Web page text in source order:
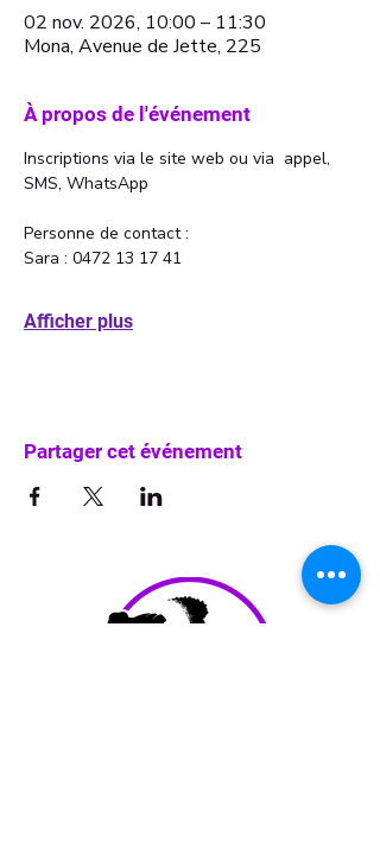
02 nov. 2026, 10:00 – 11:30
Mona, Avenue de Jette, 225
À propos de l'événement
Inscriptions via le site web ou via  appel,
SMS, WhatsApp
Personne de contact :
Sara : 0472 13 17 41
Afficher plus
Partager cet événement